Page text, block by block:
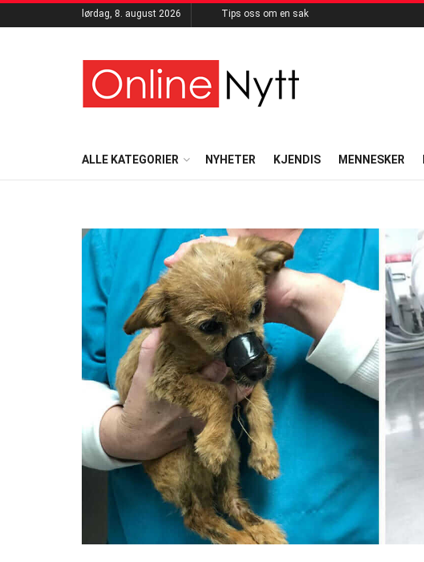
lørdag, 8. august 2026 Tips oss om en sak
ALLE KATEGORIER NYHETER KJENDIS MENNESKER